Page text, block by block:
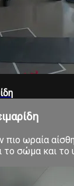
πιο ωραία
σώμα και το